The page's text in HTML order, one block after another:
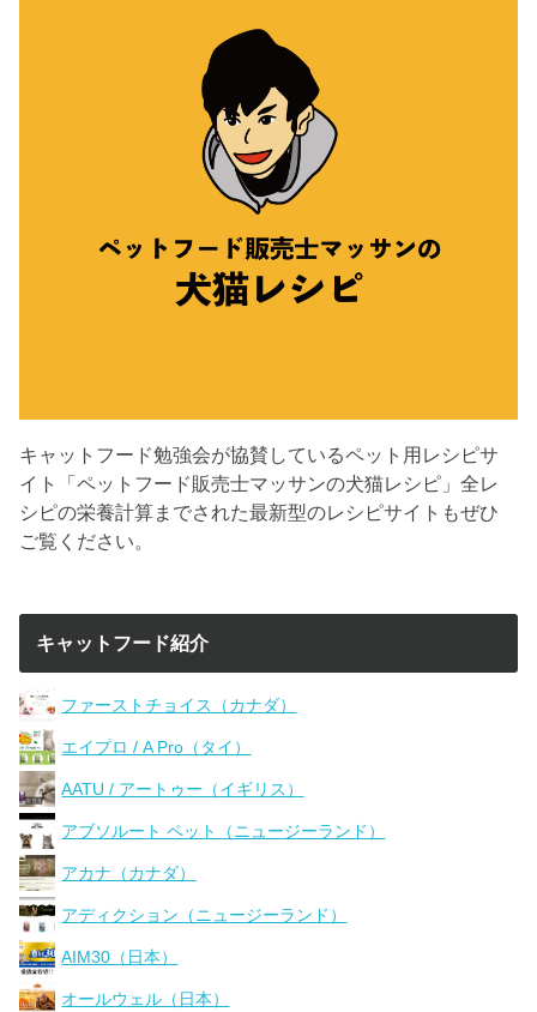
キャットフード勉強会が協賛しているペット用レシピサ
イト「ペットフード販売士マッサンの犬猫レシピ」全レ
シピの栄養計算までされた最新型のレシピサイトもぜひ
ご覧ください。
キャットフード紹介
ファーストチョイス（カナダ）
エイプロ / A Pro（タイ）
AATU / アートゥー（イギリス）
アブソルート ペット（ニュージーランド）
アカナ（カナダ）
アディクション（ニュージーランド）
AIM30（日本）
オールウェル（日本）